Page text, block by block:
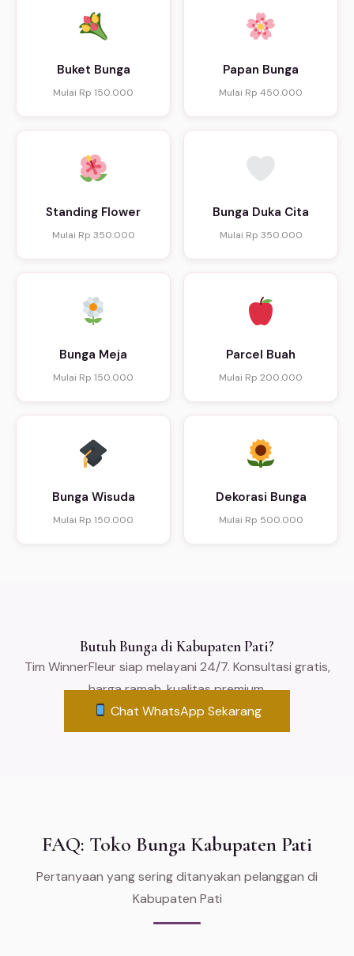
Buket Bunga
Mulai Rp 150.000
Papan Bunga
Mulai Rp 450.000
Standing Flower
Mulai Rp 350.000
Bunga Duka Cita
Mulai Rp 350.000
Bunga Meja
Mulai Rp 150.000
Parcel Buah
Mulai Rp 200.000
Bunga Wisuda
Mulai Rp 150.000
Dekorasi Bunga
Mulai Rp 500.000
Butuh Bunga di Kabupaten Pati?
Tim WinnerFleur siap melayani 24/7. Konsultasi gratis,
harga ramah, kualitas premium.
Chat WhatsApp Sekarang
FAQ: Toko Bunga Kabupaten Pati
Pertanyaan yang sering ditanyakan pelanggan di
Kabupaten Pati